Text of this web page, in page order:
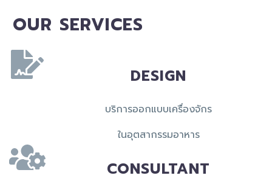
OUR SERVICES
DESIGN
บริการออกแบบเครื่องจักร
ในอุตสากรรมอาหาร
CONSULTANT